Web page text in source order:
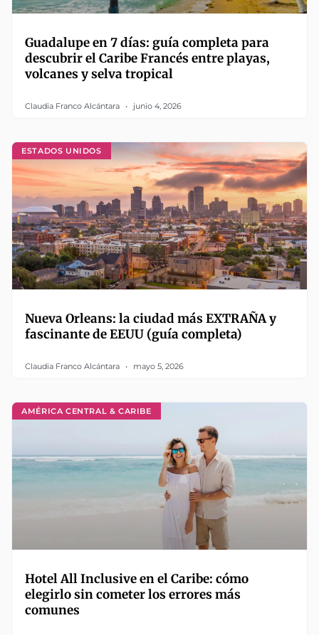
Guadalupe en 7 días: guía completa para
descubrir el Caribe Francés entre playas,
volcanes y selva tropical
Claudia Franco Alcántara junio 4, 2026
ESTADOS UNIDOS
Nueva Orleans: la ciudad más EXTRAÑA y
fascinante de EEUU (guía completa)
Claudia Franco Alcántara mayo 5, 2026
AMÉRICA CENTRAL & CARIBE
Hotel All Inclusive en el Caribe: cómo
elegirlo sin cometer los errores más
comunes